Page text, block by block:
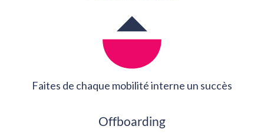
Faites de chaque mobilité interne un succès
Offboarding